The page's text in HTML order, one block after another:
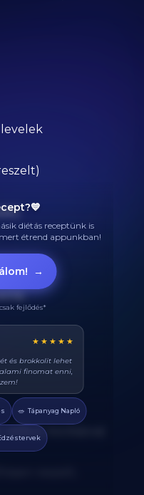
kockázva)
diétás receptünk is
étrend appunkban!
→
fejlődés*
★★★★★
fehérjét eszem
sokat segít, előtte
🥗 Tápanyag Napló